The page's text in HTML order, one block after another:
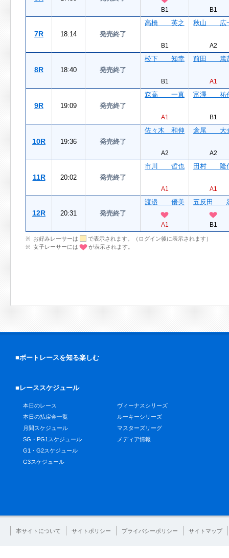
B1 B1
7R 18:14 発売終了
高橋 英之
B1
秋山 広
A2
8R 18:40 発売終了
松下 知幸
B1
前田 篤
A1
9R 19:09 発売終了
森高 一真
A1
富澤 祐
B1
10R 19:36 発売終了
佐々木 和伸
A2
倉尾 大
A2
11R 20:02 発売終了
市川 哲也
A1
田村 隆
A1
12R 20:31 発売終了
渡邉 優美
A1
五反田
B1
お好みレーサーは
で表示されます。（ログイン後に表示されます）
女子レーサーには
が表示されます。
■ボートレースを知る楽しむ
■レーススケジュール
本日のレース
本日の払戻金一覧
月間スケジュール
SG・PG1スケジュール
G1・G2スケジュール
G3スケジュール
ヴィーナスシリーズ
ルーキーシリーズ
マスターズリーグ
メディア情報
本サイトについて サイトポリシー プライバシーポリシー サイトマップ